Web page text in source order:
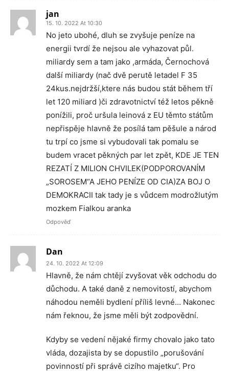
jan
15. 10. 2022 At 10:30
No jeto ubohé, dluh se zvyšuje peníze na
energii tvrdí že nejsou ale vyhazovat půl.
miliardy sem a tam jako ,armáda, Černochová
další miliardy (nač dvě perutě letadel F 35
24kus.nejdržší,ktere nás budou stát během tří
let 120 miliard )či zdravotnictví též letos pěkně
ponížili, proč uršula leinová z EU těmto státům
nepřispěje hlavně že posílá tam pěšule a národ
tu trpí co jsme si vybudovali tak pomalu se
budem vracet pěkných par let zpět, KDE JE TEN
REZATÍ Z MILION CHVILEK(PODPOROVANÍM
„SOROSEM“A JEHO PENÍZE OD CIA)ZA BOJ O
DEMOKRACII tak tady je s vůdcem modrožlutým
mozkem Fialkou aranka
Odpověď
Dan
24. 10. 2022 At 12:09
Hlavně, že nám chtějí zvyšovat věk odchodu do
důchodu. A také daně z nemovitostí, abychom
náhodou neměli bydlení příliš levné… Nakonec
nám řeknou, že jsme měli být zodpovědní.
Kdyby se vedení nějaké firmy chovalo jako tato
vláda, dozajista by se dopustilo „porušování
povinností při správě cizího majetku“. Pro